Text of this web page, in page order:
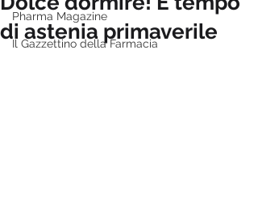
Pharma Magazine
Il Gazzettino della Farmacia
di astenia primaverile